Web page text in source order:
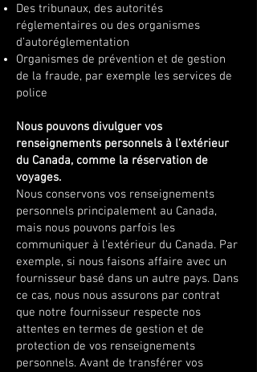
Des tribunaux, des autorités
réglementaires ou des organismes
d’autoréglementation
Organismes de prévention et de gestion
de la fraude, par exemple les services de
police
Nous pouvons divulguer vos
renseignements personnels à l’extérieur
du Canada, comme la réservation de
voyages.
​Nous conservons vos renseignements
personnels principalement au Canada,
mais nous pouvons parfois les
communiquer à l’extérieur du Canada. Par
exemple, si nous faisons affaire avec un
fournisseur basé dans un autre pays. Dans
ce cas, nous nous assurons par contrat
que notre fournisseur respecte nos
attentes en termes de gestion et de
protection de vos renseignements
personnels. Avant de transférer vos